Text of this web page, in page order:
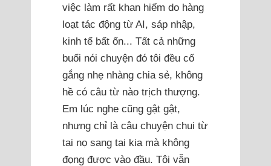
việc làm rất khan hiếm do hàng
loạt tác động từ AI, sáp nhập,
kinh tế bất ổn... Tất cả những
buổi nói chuyện đó tôi đều cố
gắng nhẹ nhàng chia sẻ, không
hề có câu từ nào trịch thượng.
Em lúc nghe cũng gật gật,
nhưng chỉ là câu chuyện chui từ
tai nọ sang tai kia mà không
đọng được vào đầu. Tôi vẫn